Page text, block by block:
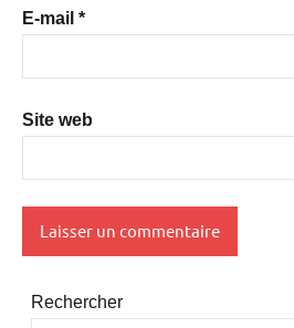
E-mail *
Site web
Rechercher